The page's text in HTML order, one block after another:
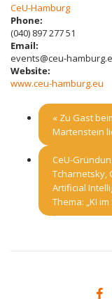
CeU-Hamburg
Phone:
(040) 897 277 51
Email:
events@ceu-
Website:
www.ceu-hamburg.eu
« Zu Gast
Martenstein
CeU-
Tcharnetsky,
Artificial
Thema: „KI